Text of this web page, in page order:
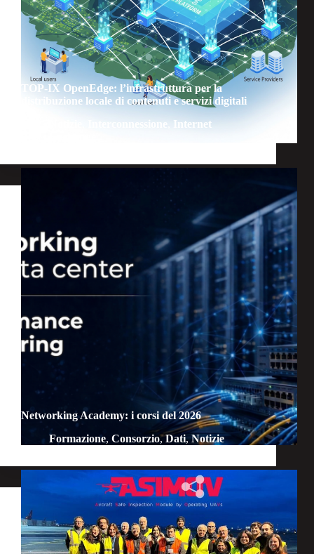
TOP-IX OpenEdge: l’infrastruttura per la
distribuzione locale di contenuti e servizi digitali
Interconnessione, Internet
Networking Academy: i corsi del 2026
Formazione, Consorzio,Dati,Notizie